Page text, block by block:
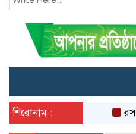
শিরোনাম :
রসময়